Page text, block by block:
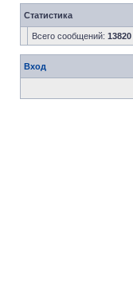
Статистика
Всего сообщений: 13820
Вход